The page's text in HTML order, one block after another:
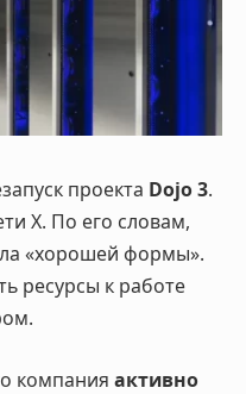
проекта Dojo 3.
X. По его словам,
«хорошей формы».
ресурсы к работе
компания активно